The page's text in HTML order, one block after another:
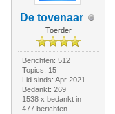
De tovenaar
Toerder
Berichten: 512
Topics: 15
Lid sinds: Apr 2021
Bedankt: 269
1538 x bedankt in
477 berichten